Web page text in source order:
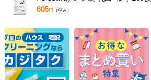
605円 （税込）